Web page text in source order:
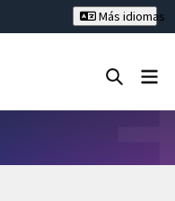
Más idiomas